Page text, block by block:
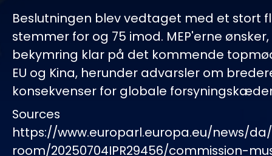
Beslutningen blev vedtaget med et stort
stemmer for og 75 imod. MEP'erne ønsker,
bekymring klar på det kommende
EU og Kina, herunder advarsler om
konsekvenser for globale
Sources
https://www.europarl.europa.eu/news/
room/20250704IPR29456/commission-